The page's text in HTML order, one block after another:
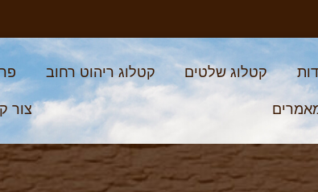
קטלוג שלטים קטלוג ריהוט רחוב
צור